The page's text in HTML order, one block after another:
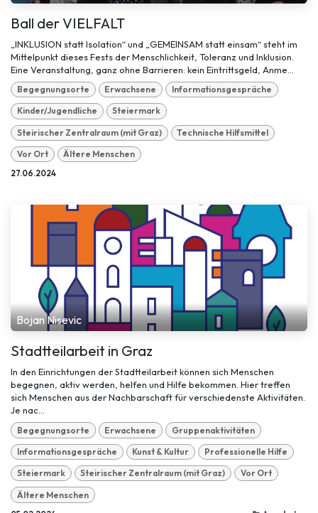
Ball der VIELFALT
„INKLUSION statt Isolation“ und „GEMEINSAM statt einsam“ steht im
Mittelpunkt dieses Fests der Menschlichkeit, Toleranz und Inklusion.
Eine Veranstaltung, ganz ohne Barrieren: kein Eintrittsgeld, Anme...
Begegnungsorte Erwachsene Informationsgespräche
Kinder/Jugendliche Steiermark
Steirischer Zentralraum (mit Graz) Technische Hilfsmittel
Vor Ort Ältere Menschen
27.06.2024
Bojan Nisevic
Stadtteilarbeit in Graz
In den Einrichtungen der Stadtteilarbeit können sich Menschen
begegnen, aktiv werden, helfen und Hilfe bekommen. Hier treffen
sich Menschen aus der Nachbarschaft für verschiedenste Aktivitäten.
Je nac...
Begegnungsorte Erwachsene Gruppenaktivitäten
Informationsgespräche Kunst & Kultur Professionelle Hilfe
Steiermark Steirischer Zentralraum (mit Graz) Vor Ort
Ältere Menschen